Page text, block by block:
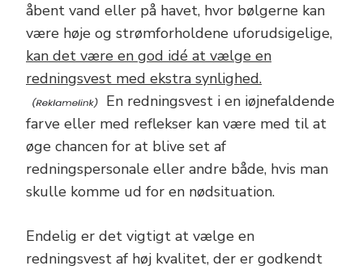
åbent vand eller på havet, hvor bølgerne kan
være høje og strømforholdene uforudsigelige,
kan det være en god idé at vælge en
redningsvest med ekstra synlighed.
En redningsvest i en iøjnefaldende
farve eller med reflekser kan være med til at
øge chancen for at blive set af
redningspersonale eller andre både, hvis man
skulle komme ud for en nødsituation.
Endelig er det vigtigt at vælge en
redningsvest af høj kvalitet, der er godkendt